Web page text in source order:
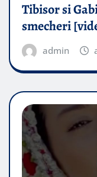
Tibisor si
smecheri
admin